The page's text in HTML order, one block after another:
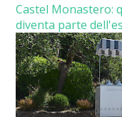
Castel Monastero:
diventa parte